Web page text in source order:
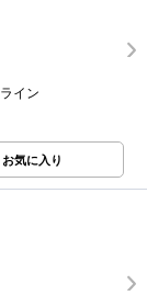
イン
お気に入り